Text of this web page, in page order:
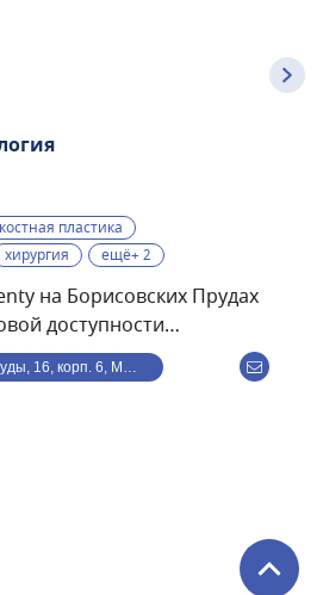
костная пластика
хирургия ещё+ 2
на Борисовских Прудах
доступности
клиника Denty
16, корп. 6, Москва, Россия